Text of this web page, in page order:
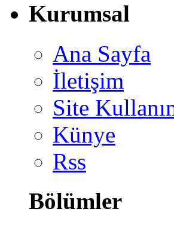
Kurumsal
Ana Sayfa
İletişim
Site
Künye
Rss
Bölümler